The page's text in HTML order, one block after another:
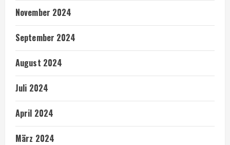
November 2024
September 2024
August 2024
Juli 2024
April 2024
März 2024